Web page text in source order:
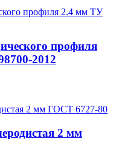
профиля
2012
2 мм